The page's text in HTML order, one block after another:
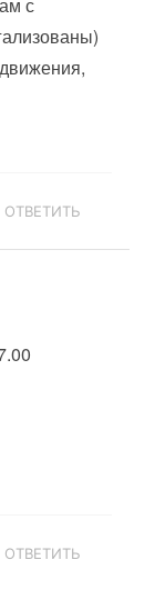
ОТВЕТИТЬ
ОТВЕТИТЬ